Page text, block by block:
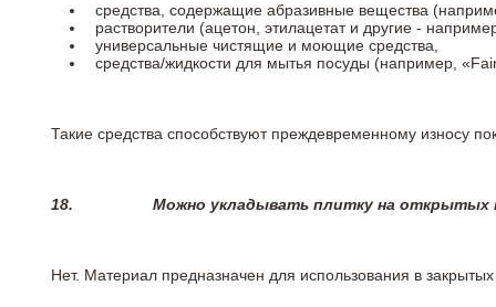
средства, содержащие абразивные вещества
растворители (ацетон, этилацетат и другие -
универсальные чистящие и моющие средства,
средства/жидкости для мытья посуды (например,
Такие средства способствуют преждевременному износу
18. Можно укладывать плитку на открытых
Нет. Материал предназначен для использования в